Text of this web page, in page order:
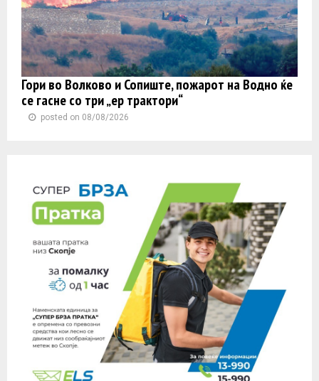
Гори во Волково и Сопиште, пожарот на Водно ќе
се гасне со три „ер трактори“
posted on 08/08/2026